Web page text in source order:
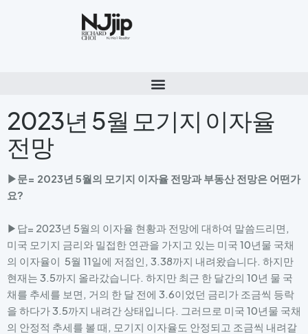
2023년 5월 모기지 이자율
전망
▶문= 2023년 5월의 모기지 이자율 전망과 부동산 전망은 어떤가
요?
▶답= 2023년 5월의 이자율 현황과 전망에 대하여 말씀드리면,
미국 모기지 금리와 밀접한 연관을 가지고 있는 미국 10년물 국채
의 이자율이 5월 11일에 저점인, 3.38까지 내려왔습니다. 하지만
현재는 3.5까지 올라갔습니다. 하지만 최근 한 달간의 10년 물 국
채를 추세를 보면, 거의 한 달 전에 3.6이었던 금리가 조금씩 등락
을 하다가 3.5까지 내려간 상태입니다. 그러므로 미국 10년물 국채
의 안정적 추세를 볼 때, 모기지 이자율도 안정되고 조금씩 내려갈